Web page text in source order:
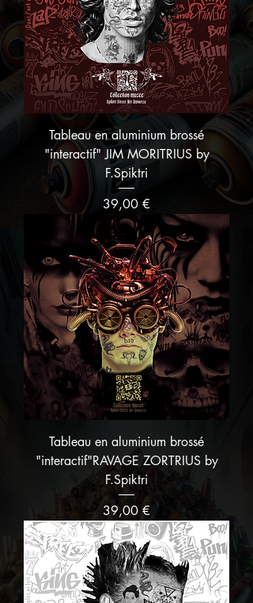
Tableau en aluminium brossé
"interactif" JIM MORITRIUS by
F.Spiktri
Prix
39,00 €
Tableau en aluminium brossé
"interactif"RAVAGE ZORTRIUS by
F.Spiktri
Prix
39,00 €